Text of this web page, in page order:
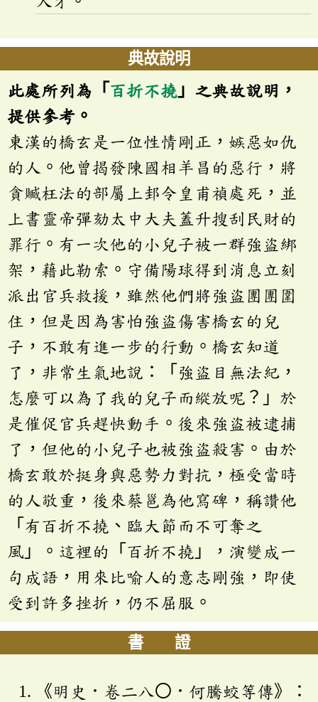
典故說明
此處所列為「 百折不撓 」之典故說明，
提供參考。
東漢的橋玄是一位性情剛正，嫉惡如仇
的人。他曾揭發陳國相羊昌的惡行，將
貪贓枉法的部屬上邽令皇甫禎處死，並
上書靈帝彈劾太中大夫蓋升搜刮民財的
罪行。有一次他的小兒子被一群強盜綁
架，藉此勒索。守備陽球得到消息立刻
派出官兵救援，雖然他們將強盜團團圍
住，但是因為害怕強盜傷害橋玄的兒
子，不敢有進一步的行動。橋玄知道
了，非常生氣地說：「強盜目無法紀，
怎麼可以為了我的兒子而縱放呢？」於
是催促官兵趕快動手。後來強盜被逮捕
了，但他的小兒子也被強盜殺害。由於
橋玄敢於挺身與惡勢力對抗，極受當時
的人敬重，後來蔡邕為他寫碑，稱讚他
「有百折不撓、臨大節而不可奪之
風」。這裡的「百折不撓」，演變成一
句成語，用來比喻人的意志剛強，即使
受到許多挫折，仍不屈服。
書 證
《明史．卷二八〇．何騰蛟等傳》：